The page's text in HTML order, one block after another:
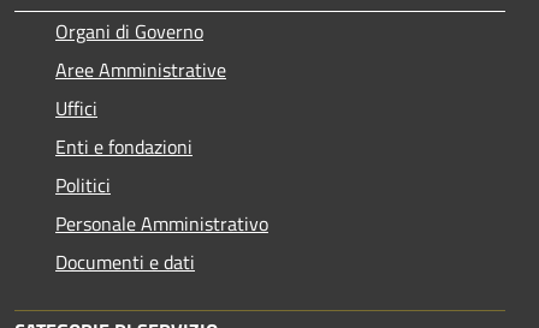
Organi di Governo
Aree Amministrative
Uffici
Enti e fondazioni
Politici
Personale Amministrativo
Documenti e dati